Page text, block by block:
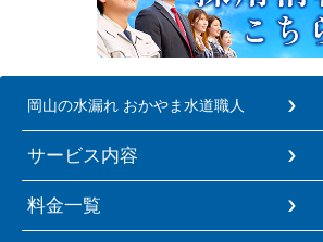
岡山の水漏れ おかやま水道職人
サービス内容
料金一覧